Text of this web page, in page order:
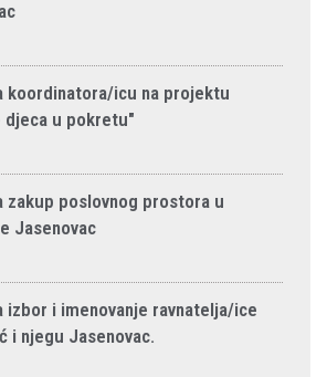
koordinatora/icu na projektu
djeca u pokretu"
zakup poslovnog prostora u
Jasenovac
izbor i imenovanje ravnatelja/ice
i njegu Jasenovac.